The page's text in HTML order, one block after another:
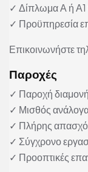
✓ Δίπλωμα Α ή
✓ Προϋπηρεσία
Επικοινωνήστε
Παροχές
✓ Παροχή
✓ Μισθός ανάλογα
✓ Πλήρης
✓ Σύγχρονο
✓ Προοπτικές